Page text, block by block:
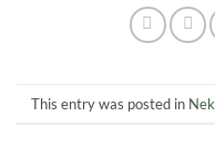
This entry was posted in